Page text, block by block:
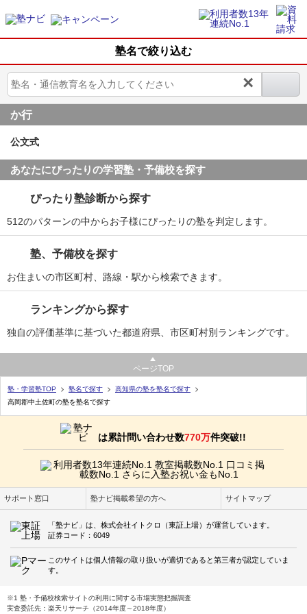
塾名で絞り込む
×
か行
公文式
あなたにぴったりの学習塾・予備校を探す
ぴったり塾診断から探す
512のパターンの中からお子様にぴったりの塾を判定します。
塾、予備校を探す
お住まいの市区町村、路線・駅から検索できます。
ランキングから探す
独自の評価基準に基づいた都道府県、市区町村別ランキングです。
ページTOP
塾・学習塾TOP 塾名で探す
高知県の塾を塾名で探す
高岡郡中土佐町の塾を塾名で探す
は累計問い合わせ数770万件突破!!
サポート窓口 塾ナビ掲載希望の方へ サイトマップ
「塾ナビ」は、株式会社イトクロ（東証上場）が運営しています。
証券コード：6049
このサイトは個人情報の取り扱いが適切であると第三者が認定していま
す。
※1 塾・予備校検索サイトの利用に関する市場実態把握調査
実査委託先：楽天リサーチ（2014年度～2018年度）